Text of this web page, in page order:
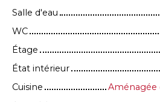
Salle d'eau
WC
Étage
État intérieur
Cuisine
Aménagée